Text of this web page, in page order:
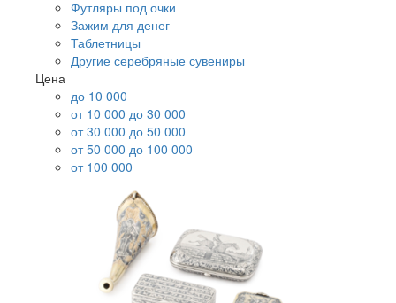
Футляры под очки
Зажим для денег
Таблетницы
Другие серебряные сувениры
Цена
до 10 000
от 10 000 до 30 000
от 30 000 до 50 000
от 50 000 до 100 000
от 100 000